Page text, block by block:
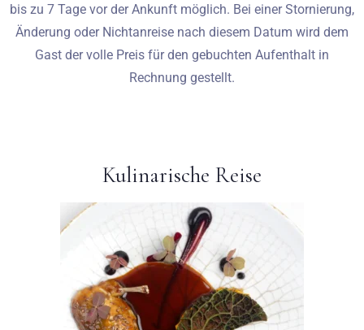
bis zu 7 Tage vor der Ankunft möglich. Bei einer Stornierung,
Änderung oder Nichtanreise nach diesem Datum wird dem
Gast der volle Preis für den gebuchten Aufenthalt in
Rechnung gestellt.
Kulinarische Reise